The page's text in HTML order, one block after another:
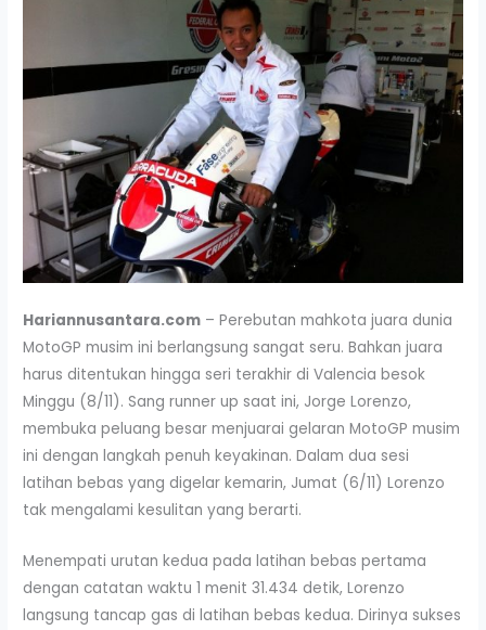
Hariannusantara.com – Perebutan mahkota juara dunia
MotoGP musim ini berlangsung sangat seru. Bahkan juara
harus ditentukan hingga seri terakhir di Valencia besok
Minggu (8/11). Sang runner up saat ini, Jorge Lorenzo,
membuka peluang besar menjuarai gelaran MotoGP musim
ini dengan langkah penuh keyakinan. Dalam dua sesi
latihan bebas yang digelar kemarin, Jumat (6/11) Lorenzo
tak mengalami kesulitan yang berarti.
Menempati urutan kedua pada latihan bebas pertama
dengan catatan waktu 1 menit 31.434 detik, Lorenzo
langsung tancap gas di latihan bebas kedua. Dirinya sukses